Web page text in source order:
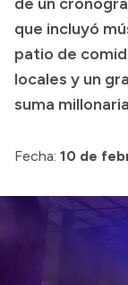
Inversión en
Licitaciones
Consulta de
que incluyó
patio de
locales y un
suma
Fecha: 10 de